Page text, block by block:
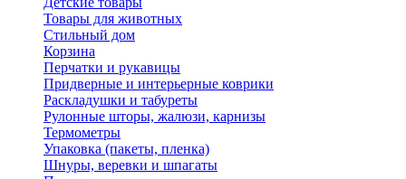
Товары для животных
Стильный дом
Корзина
Перчатки и рукавицы
Придверные и интерьерные коврики
Раскладушки и табуреты
Рулонные шторы, жалюзи, карнизы
Термометры
Упаковка (пакеты, пленка)
Шнуры, веревки и шпагаты